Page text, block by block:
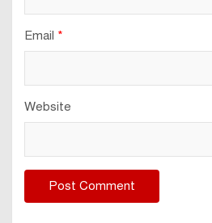
Email *
Website